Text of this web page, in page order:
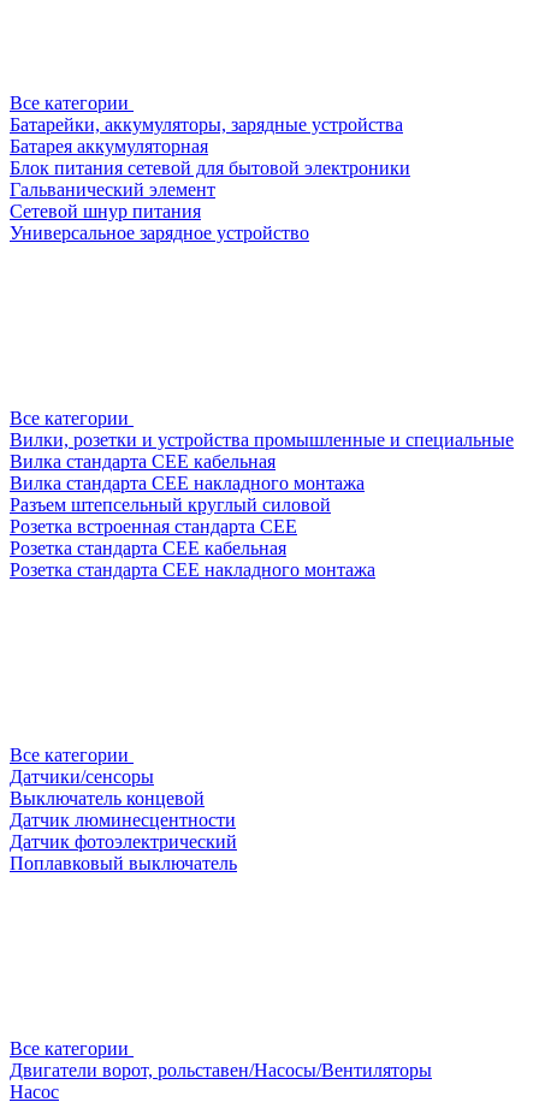
Все категории
Батарейки, аккумуляторы, зарядные устройства
Батарея аккумуляторная
Блок питания сетевой для бытовой электроники
Гальванический элемент
Сетевой шнур питания
Универсальное зарядное устройство
Все категории
Вилки, розетки и устройства промышленные и специальные
Вилка стандарта CEE кабельная
Вилка стандарта CEE накладного монтажа
Разъем штепсельный круглый силовой
Розетка встроенная стандарта CEE
Розетка стандарта СЕЕ кабельная
Розетка стандарта СЕЕ накладного монтажа
Все категории
Датчики/сенсоры
Выключатель концевой
Датчик люминесцентности
Датчик фотоэлектрический
Поплавковый выключатель
Все категории
Двигатели ворот, рольставен/Насосы/Вентиляторы
Насос